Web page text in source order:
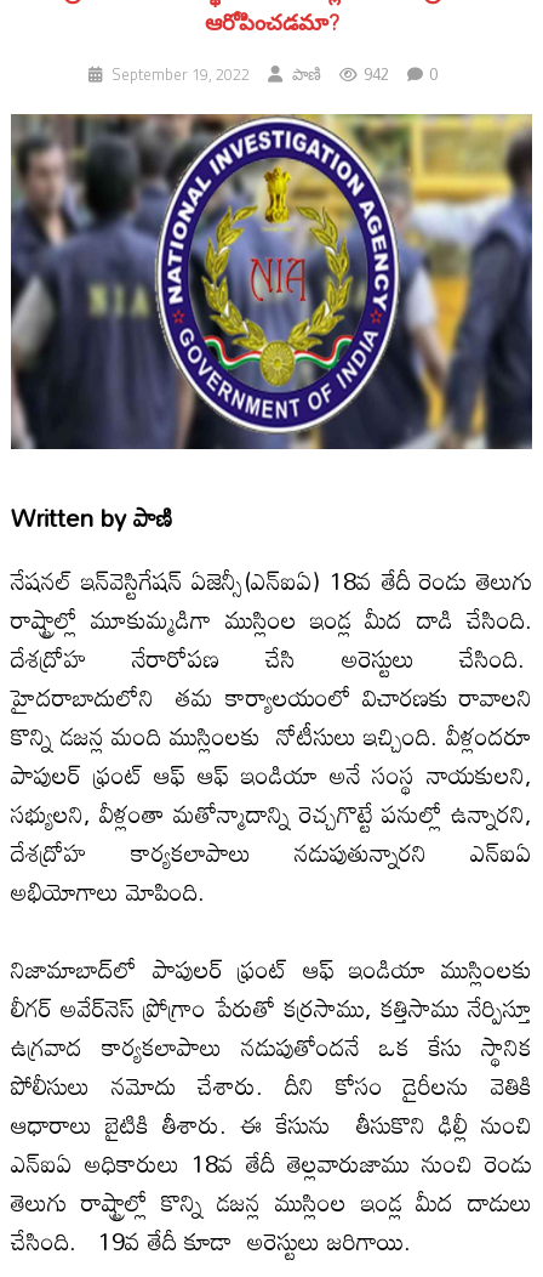
ఆరోపించడమా?
September 19, 2022 పాణి 942 0
Written byపాణి
నేషనల్‌ ఇన్‌వెస్టిగేషన్‌ ఏజెన్సీ(ఎన్‌ఐఏ) 18వ తేదీ రెండు తెలుగు
రాష్ట్రాల్లో మూకుమ్మడిగా ముస్లింల ఇండ్ల మీద దాడి చేసింది.
దేశద్రోహ నేరారోపణ చేసి అరెస్టులు చేసింది.
హైదరాబాదులోని తమ కార్యాలయంలో విచారణకు రావాలని
కొన్ని డజన్ల మంది ముస్లింలకు నోటీసులు ఇచ్చింది. వీళ్లందరూ
పాపులర్‌ ఫ్రంట్‌ ఆఫ్‌ ఆఫ్‌ ఇండియా అనే సంస్థ నాయకులని,
సభ్యులని, వీళ్లంతా మతోన్మాదాన్ని రెచ్చగొట్టే పనుల్లో ఉన్నారని,
దేశద్రోహ కార్యకలాపాలు నడుపుతున్నారని ఎన్‌ఐఏ
అభియోగాలు మోపింది.
నిజామాబాద్‌లో పాపులర్‌ ఫ్రంట్‌ ఆఫ్‌ ఇండియా ముస్లింలకు
లీగర్‌ అవేర్‌నెస్‌ ప్రోగ్రాం పేరుతో కర్రసాము, కత్తిసాము నేర్పిస్తూ
ఉగ్రవాద కార్యకలాపాలు నడుపుతోందనే ఒక కేసు స్థానిక
పోలీసులు నమోదు చేశారు. దీని కోసం డైరీలను వెతికి
ఆధారాలు బైటికి తీశారు. ఈ కేసును తీసుకొని ఢిల్లీ నుంచి
ఎన్‌ఐఏ అధికారులు 18వ తేదీ తెల్లవారుజాము నుంచి రెండు
తెలుగు రాష్ట్రాల్లో కొన్ని డజన్ల ముస్లింల ఇండ్ల మీద దాడులు
చేసింది. 19వ తేదీ కూడా అరెస్టులు జరిగాయి.